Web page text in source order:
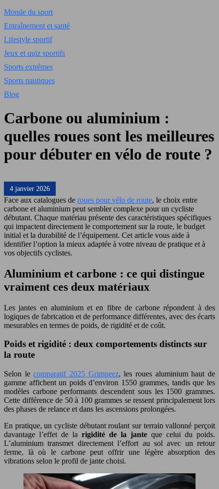
Monde du sport
Entraînement et santé
Lifestyle sportif
Jeux et quiz sportifs
Sports extrêmes
Sports nautiques
Blog
Carbone ou aluminium :
quelles roues sont les meilleures
pour débuter en vélo de route ?
4 janvier 2026
Face aux catalogues de roues pour vélo de route, le choix entre
carbone et aluminium peut sembler complexe pour un cycliste
débutant. Chaque matériau présente des caractéristiques spécifiques
qui impactent directement le comportement sur la route, le budget
initial et la durabilité de l’équipement. Cet article vous aide à
identifier l’option la mieux adaptée à votre niveau de pratique et à
vos objectifs cyclistes.
Aluminium et carbone : ce qui distingue
vraiment ces deux matériaux
Les jantes en aluminium et en fibre de carbone répondent à des
logiques de fabrication et de performance différentes, avec des écarts
mesurables en termes de poids, de rigidité et de coût.
Poids et rigidité : deux comportements distincts sur
la route
Selon lecomparatif 2025 Grimpeez, les roues aluminium haut de
gamme affichent un poids d’environ 1550 grammes, tandis que les
modèles carbone performants descendent sous les 1500 grammes.
Cette différence de 50 à 100 grammes se ressent principalement lors
des phases de relance et dans les ascensions prolongées.
En pratique, un cycliste débutant roulant sur terrain vallonné perçoit
davantage l’effet de la rigidité de la jante que celui du poids.
L’aluminium transmet directement l’effort au sol avec un retour
ferme, là où le carbone peut offrir une légère absorption des
vibrations selon le profil de jante choisi.